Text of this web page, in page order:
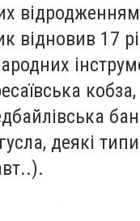
відновив 17
деякі